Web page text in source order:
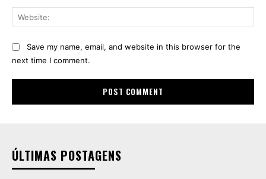
Save my name, email, and website in this browser for the
next time I comment.
ÚLTIMAS POSTAGENS